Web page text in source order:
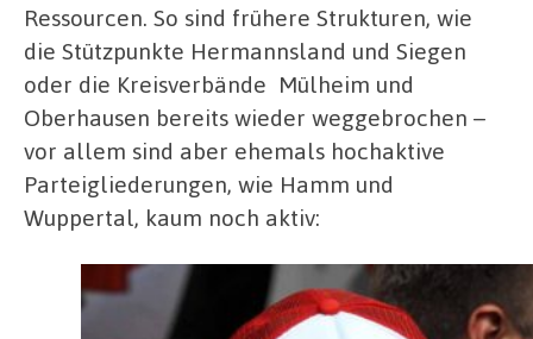
Ressourcen. So sind frühere Strukturen, wie
die Stützpunkte Hermannsland und Siegen
oder die Kreisverbände Mülheim und
Oberhausen bereits wieder weggebrochen –
vor allem sind aber ehemals hochaktive
Parteigliederungen, wie Hamm und
Wuppertal, kaum noch aktiv: